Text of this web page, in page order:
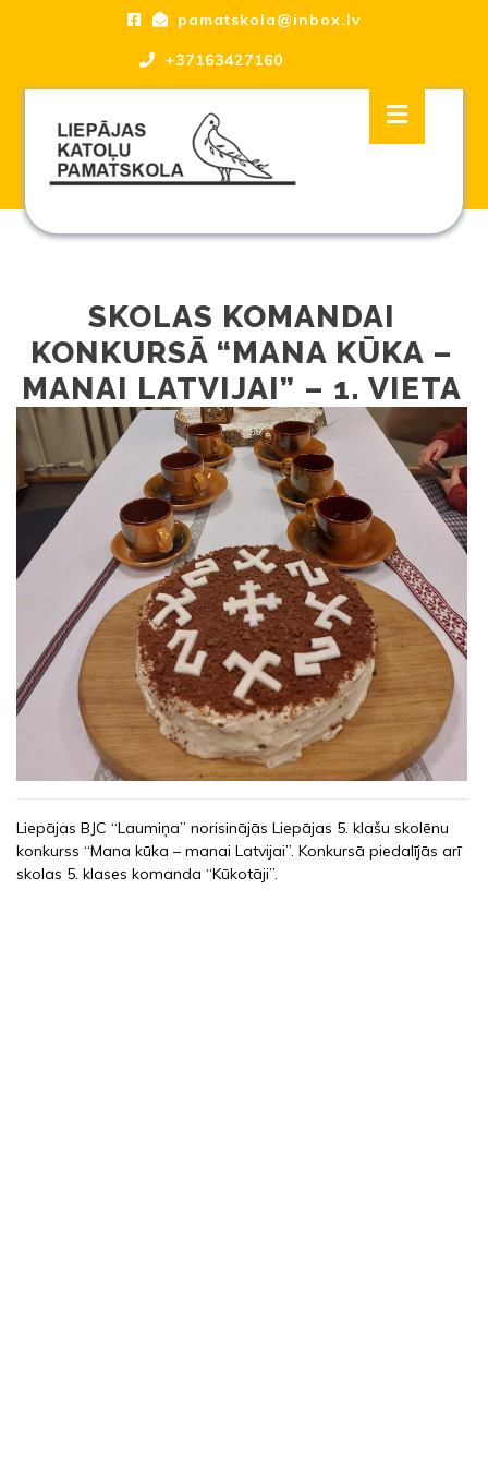
pamatskola@inbox.lv
+37163427160
Open
SKOLAS KOMANDAI
KONKURSĀ “MANA KŪKA –
MANAI LATVIJAI” – 1. VIETA
Liepājas BJC “Laumiņa” norisinājās Liepājas 5. klašu skolēnu
konkurss “Mana kūka – manai Latvijai”. Konkursā piedalījās arī
skolas 5. klases komanda “Kūkotāji”.